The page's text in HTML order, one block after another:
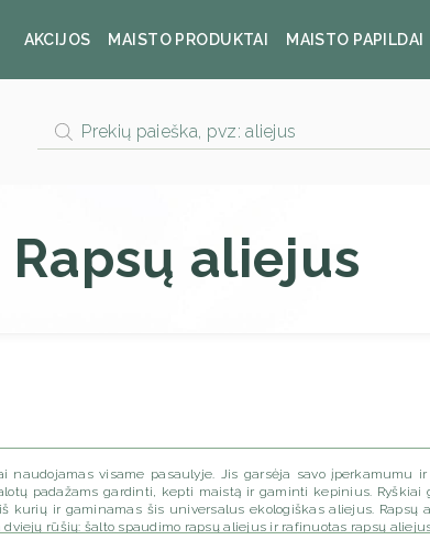
AKCIJOS MAISTO PRODUKTAI MAISTO PAPILDAI
Products
search
Rapsų aliejus
naudojamas visame pasaulyje. Jis garsėja savo įperkamumu
padažams gardinti, kepti maistą ir gaminti kepinius. Ryškiai
kurių ir gaminamas šis universalus ekologiškas aliejus. Rapsų
rūšių: šalto spaudimo rapsų aliejus ir rafinuotas rapsų